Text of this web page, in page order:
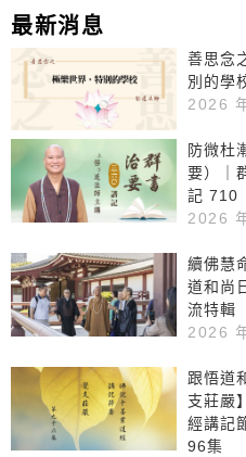
抄本
最新消息
善思念
別的學
2026
防微杜
要）｜
記 710
2026
續佛慧
道和尚
流特輯
2026
跟悟道
支莊嚴
經講記
96集